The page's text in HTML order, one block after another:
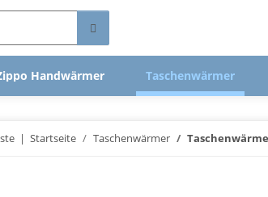
Handwärmer Taschenwärmer
Startseite Taschenwärmer